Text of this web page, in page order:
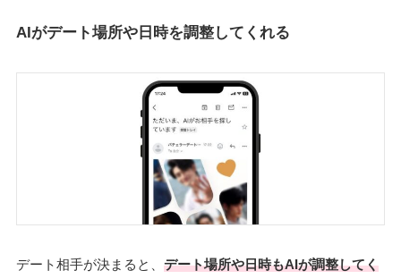
AIがデート場所や日時を調整してくれる
デート相手が決まると、 デート場所や日時もAIが調整してく